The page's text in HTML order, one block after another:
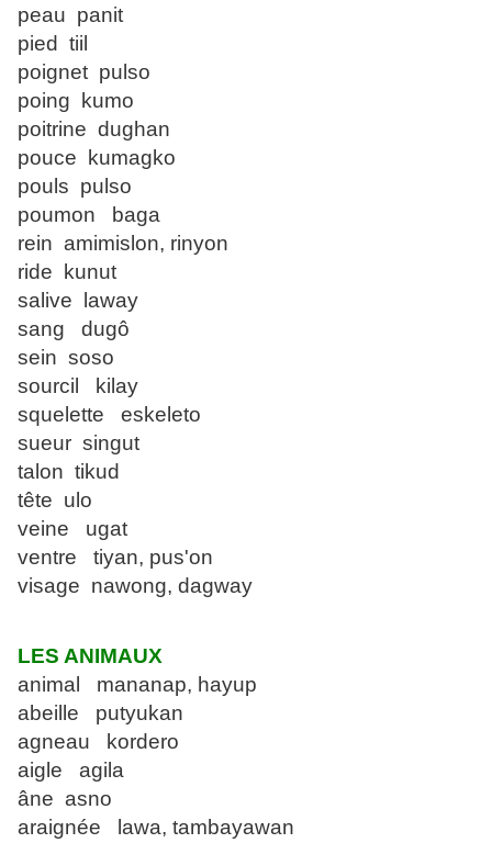
peau panit
pied tiil
poignet pulso
poing kumo
poitrine dughan
pouce kumagko
pouls pulso
poumon baga
rein amimislon, rinyon
ride kunut
salive laway
sang dugô
sein soso
sourcil kilay
squelette eskeleto
sueur singut
talon tikud
tête ulo
veine ugat
ventre tiyan, pus'on
visage nawong, dagway
LES ANIMAUX
animal mananap, hayup
abeille putyukan
agneau kordero
aigle agila
âne asno
araignée lawa, tambayawan